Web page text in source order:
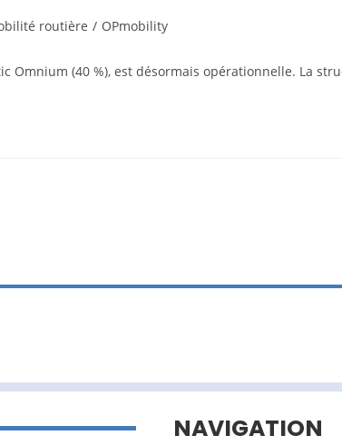
routière / OPmobility
Omnium (40 %), est désormais opérationnelle. La
NAVIGATION